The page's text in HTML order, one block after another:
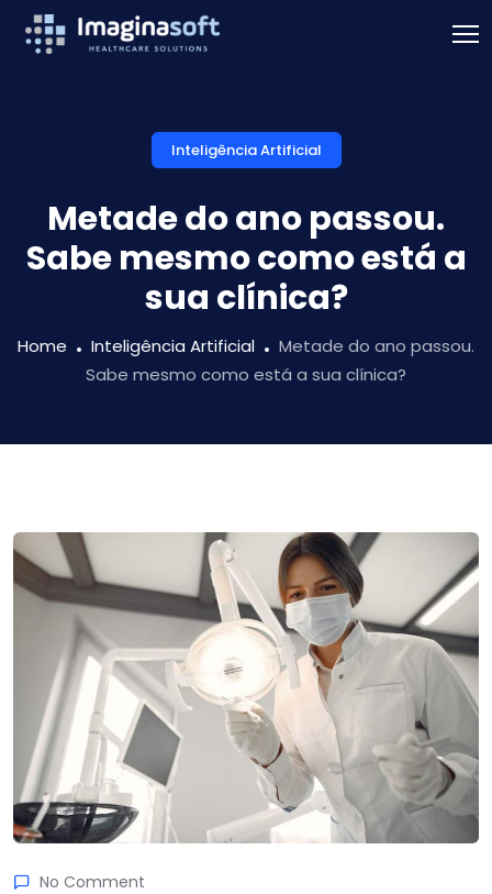
Inteligência Artificial
Metade do ano passou.
Sabe mesmo como está a
sua clínica?
Home Inteligência Artificial
Metade do ano passou.
Sabe mesmo como está a sua clínica?
No Comment